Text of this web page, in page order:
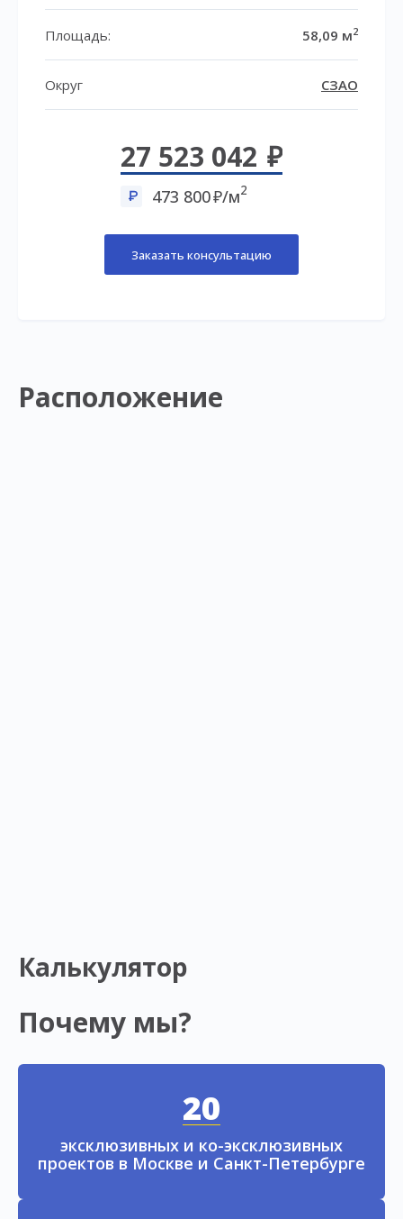
Площадь: 58,09 м2
Округ СЗАО
27 523 042
473 800 /м2
Заказать консультацию
Расположение
Калькулятор
Почему мы?
20
эксклюзивных и ко-эксклюзивных
проектов в Москве и Санкт-Петербурге